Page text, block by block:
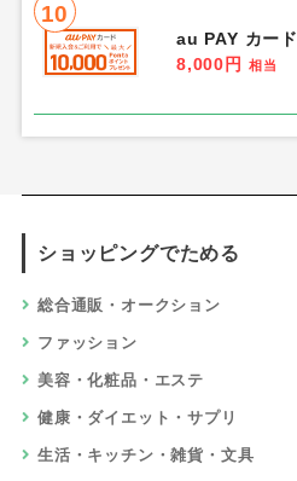
10
au PAY カード
8,000円
相当
ショッピングでためる
総合通販・オークション
ファッション
美容・化粧品・エステ
健康・ダイエット・サプリ
生活・キッチン・雑貨・文具